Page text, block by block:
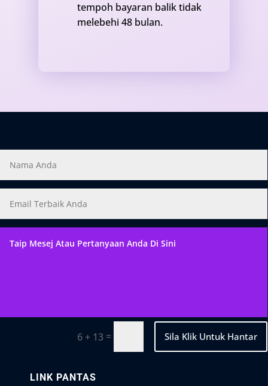
tempoh bayaran balik tidak
melebehi 48 bulan.
6 + 13 = Sila Klik Untuk Hantar
LINK PANTAS